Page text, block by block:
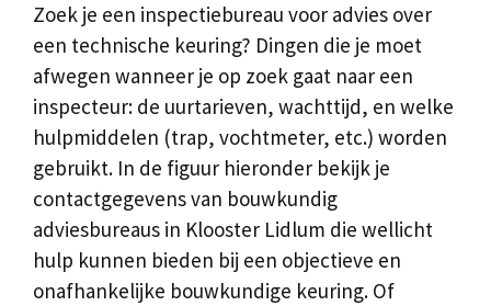
Zoek je een inspectiebureau voor advies over
een technische keuring? Dingen die je moet
afwegen wanneer je op zoek gaat naar een
inspecteur: de uurtarieven, wachttijd, en welke
hulpmiddelen (trap, vochtmeter, etc.) worden
gebruikt. In de figuur hieronder bekijk je
contactgegevens van bouwkundig
adviesbureaus in Klooster Lidlum die wellicht
hulp kunnen bieden bij een objectieve en
onafhankelijke bouwkundige keuring. Of